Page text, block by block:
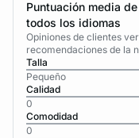
Puntuación media
todos los idiomas
Opiniones de clientes
recomendaciones de la
Talla
Pequeño
Calidad
0
Comodidad
0